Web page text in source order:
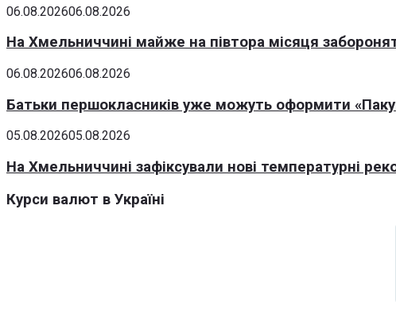
06.08.202606.08.2026
На Хмельниччині майже на півтора місяця
06.08.202606.08.2026
Батьки першокласників уже можуть оформити
05.08.202605.08.2026
На Хмельниччині зафіксували нові температурні
Курси валют в Україні